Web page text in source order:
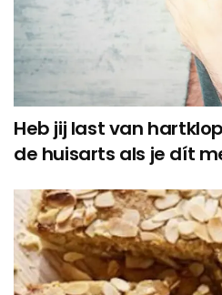
Heb jij last van
de huisarts als je dít